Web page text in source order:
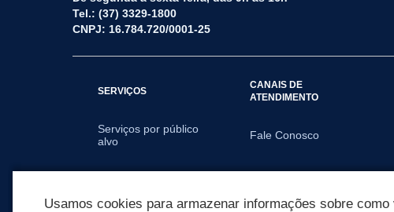
Tel.: (37) 3329-1800
CNPJ: 16.784.720/0001-25
SERVIÇOS
Serviços por público
alvo
CANAIS DE
ATENDIMENTO
Fale Conosco
Usamos cookies para armazenar informações sobre